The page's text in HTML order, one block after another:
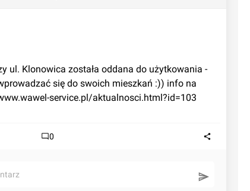
ul. Klonowica została oddana do użytkowania -
się do swoich mieszkań :)) info na
service.pl/aktualnosci.html?id=103
0